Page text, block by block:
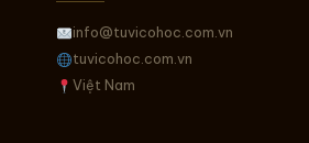
info@tuvicohoc.com.vn
tuvicohoc.com.vn
Việt Nam